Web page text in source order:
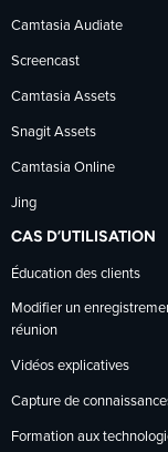
Camtasia Audiate
Screencast
Camtasia Assets
Snagit Assets
Camtasia Online
Jing
CAS D’UTILISATION
Éducation des clients
Modifier un
réunion
Vidéos explicatives
Capture de
Formation aux